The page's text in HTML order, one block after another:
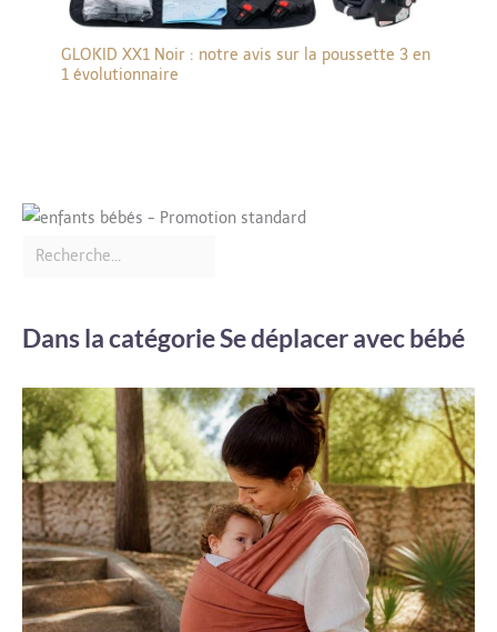
GLOKID XX1 Noir : notre avis sur la poussette 3 en
1 évolutionnaire
Dans la catégorie Se déplacer avec bébé